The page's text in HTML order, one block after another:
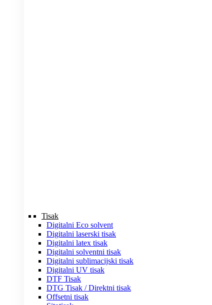
Tisak
Digitalni Eco solvent
Digitalni laserski tisak
Digitalni latex tisak
Digitalni solventni tisak
Digitalni sublimacijski tisak
Digitalni UV tisak
DTF Tisak
DTG Tisak / Direktni tisak
Offsetni tisak